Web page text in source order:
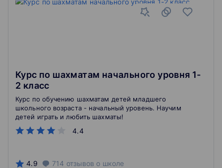
Курс по шахматам начального уровня 1-
2 класс
4.4
Курс по обучению шахматам детей младшего
школьного возраста - начальный уровень. Научим
детей играть и любить шахматы!
4.9 714 отзывов о школе